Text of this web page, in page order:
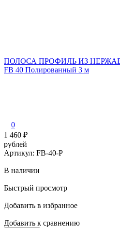
ПОЛОСА ПРОФИЛЬ ИЗ
FB 40 Полированный 3 м
0
1 460 ₽
рублей
Артикул: FB-40-P
В наличии
Быстрый просмотр
Добавить в избранное
Добавить к сравнению